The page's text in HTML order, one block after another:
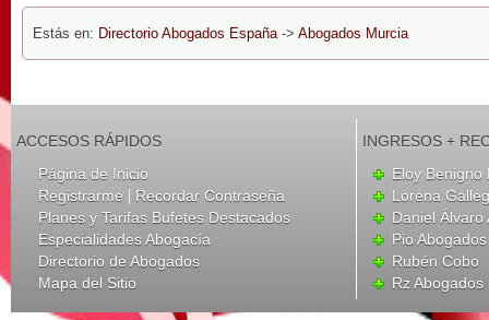
Estás en: Directorio Abogados España-> Abogados Murcia
ACCESOS RÁPIDOS
Página de Inicio
Registrarme | Recordar Contraseña
Planes y Tarifas Bufetes Destacados
Especialidades Abogacía
Directorio de Abogados
Mapa del Sitio
INGRESOS +
Eloy Benigno
Lorena
Daniel Álvaro
Pio
Rubén Cobo
Rz Abogados